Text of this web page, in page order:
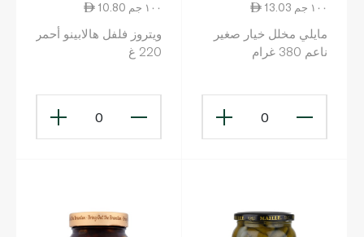
13.03 ١٠٠ جم
مايلي مخلل خيار صغير
ناعم 380 غرام
0
10.80 ١٠٠ جم
ويتروز فلفل هالابينو أحمر
220 غ
0